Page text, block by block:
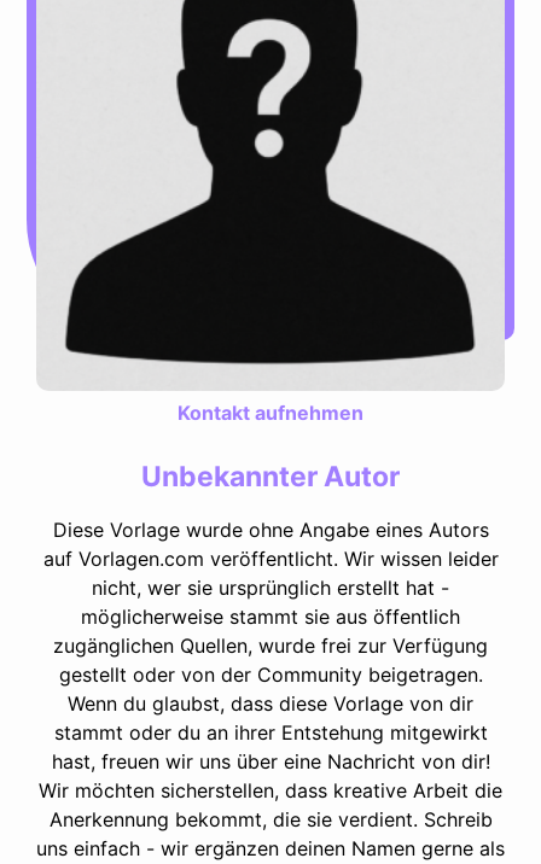
Kontakt aufnehmen
Unbekannter Autor
Diese Vorlage wurde ohne Angabe eines Autors
auf Vorlagen.com veröffentlicht. Wir wissen leider
nicht, wer sie ursprünglich erstellt hat -
möglicherweise stammt sie aus öffentlich
zugänglichen Quellen, wurde frei zur Verfügung
gestellt oder von der Community beigetragen.
Wenn du glaubst, dass diese Vorlage von dir
stammt oder du an ihrer Entstehung mitgewirkt
hast, freuen wir uns über eine Nachricht von dir!
Wir möchten sicherstellen, dass kreative Arbeit die
Anerkennung bekommt, die sie verdient. Schreib
uns einfach - wir ergänzen deinen Namen gerne als